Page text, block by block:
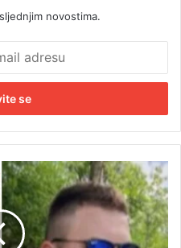
novostima.